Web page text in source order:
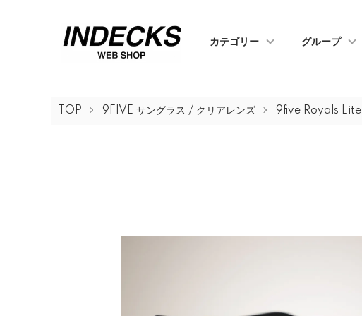
カテゴリー グループ
TOP 9FIVE サングラス / クリアレンズ 9five Royals Lite